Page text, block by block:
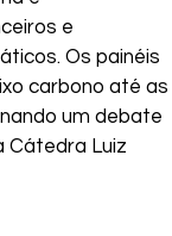
e
Os painéis
carbono até as
um debate
Cátedra Luiz